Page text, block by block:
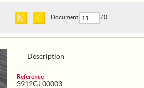
Document / 0
Description
Reference
3912GJ 00003